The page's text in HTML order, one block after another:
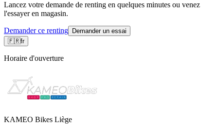
Lancez votre demande de renting en quelques minutes ou venez
l'essayer en magasin.
Demander ce renting
Demander un essai
🇫🇷fr
Horaire d'ouverture
KAMEO Bikes Liège